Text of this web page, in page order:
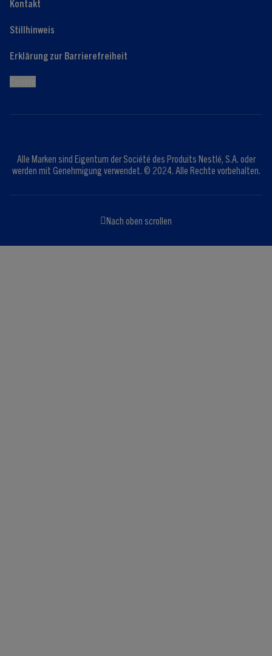
Kontakt
Stillhinweis
Erklärung zur Barrierefreiheit
Alle Marken sind Eigentum der Société des Produits Nestlé, S.A. oder
werden mit Genehmigung verwendet. © 2024. Alle Rechte vorbehalten.
Nach oben scrollen